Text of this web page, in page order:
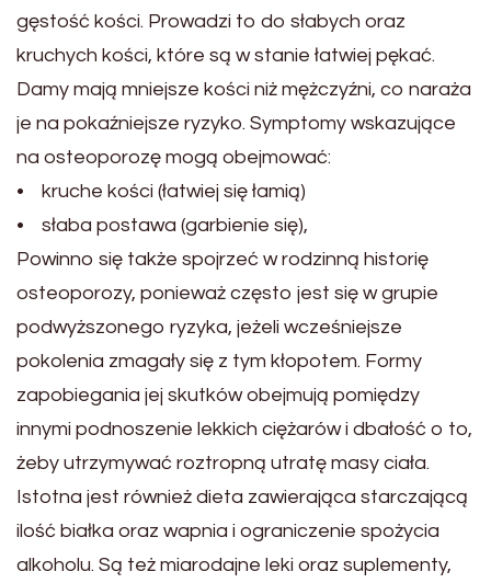
gęstość kości. Prowadzi to do słabych oraz
kruchych kości, które są w stanie łatwiej pękać.
Damy mają mniejsze kości niż mężczyźni, co naraża
je na pokaźniejsze ryzyko. Symptomy wskazujące
na osteoporozę mogą obejmować:
• kruche kości (łatwiej się łamią)
• słaba postawa (garbienie się),
Powinno się także spojrzeć w rodzinną historię
osteoporozy, ponieważ często jest się w grupie
podwyższonego ryzyka, jeżeli wcześniejsze
pokolenia zmagały się z tym kłopotem. Formy
zapobiegania jej skutków obejmują pomiędzy
innymi podnoszenie lekkich ciężarów i dbałość o to,
żeby utrzymywać roztropną utratę masy ciała.
Istotna jest również dieta zawierająca starczającą
ilość białka oraz wapnia i ograniczenie spożycia
alkoholu. Są też miarodajne leki oraz suplementy,